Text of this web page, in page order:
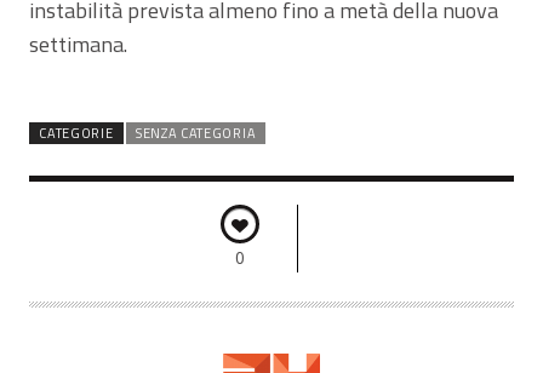
instabilità prevista almeno fino a metà della nuova
settimana.
CATEGORIE SENZA CATEGORIA
0